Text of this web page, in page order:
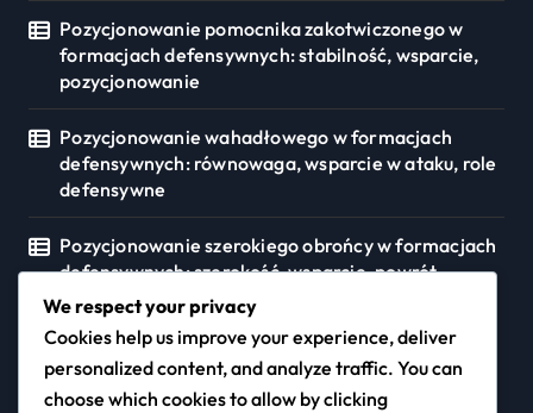
Pozycjonowanie pomocnika zakotwiczonego w
formacjach defensywnych: stabilność, wsparcie,
pozycjonowanie
Pozycjonowanie wahadłowego w formacjach
defensywnych: równowaga, wsparcie w ataku, role
defensywne
Pozycjonowanie szerokiego obrońcy w formacjach
defensywnych: szerokość, wsparcie, powrót
squashpark.pl
We respect your privacy
Cookies help us improve your experience, deliver
personalized content, and analyze traffic. You can
choose which cookies to allow by clicking